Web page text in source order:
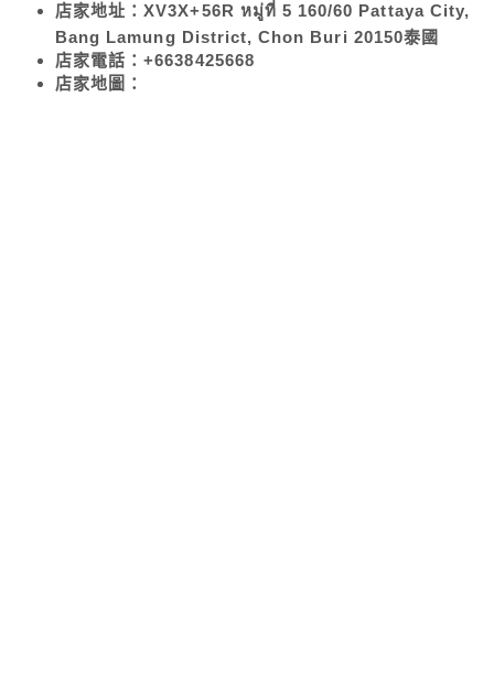
店家地址：XV3X+56R หมู่ที่ 5 160/60 Pattaya City,
Bang Lamung District, Chon Buri 20150泰國
店家電話：+6638425668
店家地圖：